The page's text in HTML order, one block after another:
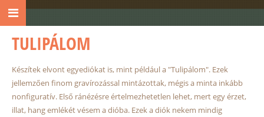
TULIPÁLOM
Készítek elvont egyediókat is, mint például a "Tulipálom". Ezek
jellemzően finom gravírozással mintázottak, mégis a minta inkább
nonfiguratív. Első ránézésre értelmezhetetlen lehet, mert egy érzet,
illat, hang emlékét vésem a dióba. Ezek a diók nekem mindig